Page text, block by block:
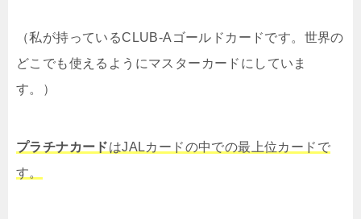
（私が持っているCLUB-Aゴールドカードです。世界の
どこでも使えるようにマスターカードにしていま
す。）
プラチナカードはJALカードの中での最上位カードで
す。